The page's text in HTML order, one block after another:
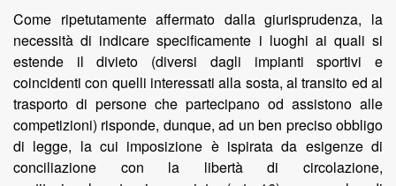
Come ripetutamente affermato dalla giurisprudenza, la
necessità di indicare specificamente i luoghi ai quali si
estende il divieto (diversi dagli impianti sportivi e
coincidenti con quelli interessati alla sosta, al transito ed al
trasporto di persone che partecipano od assistono alle
competizioni) risponde, dunque, ad un ben preciso obbligo
di legge, la cui imposizione è ispirata da esigenze di
conciliazione con la libertà di circolazione,